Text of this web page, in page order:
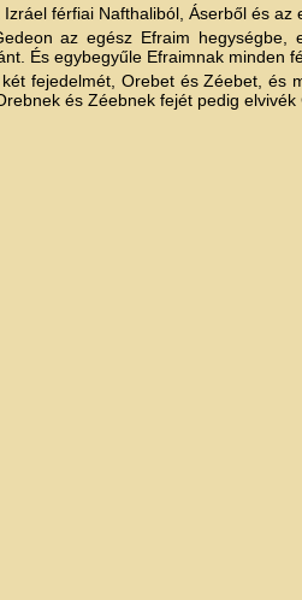
férfiai Nafthaliból, Áserből és
az egész Efraim
És egybegyűle Efraimnak minden
fejedelmét, Orebet és Zéebet, és
és Zéebnek fejét pedig